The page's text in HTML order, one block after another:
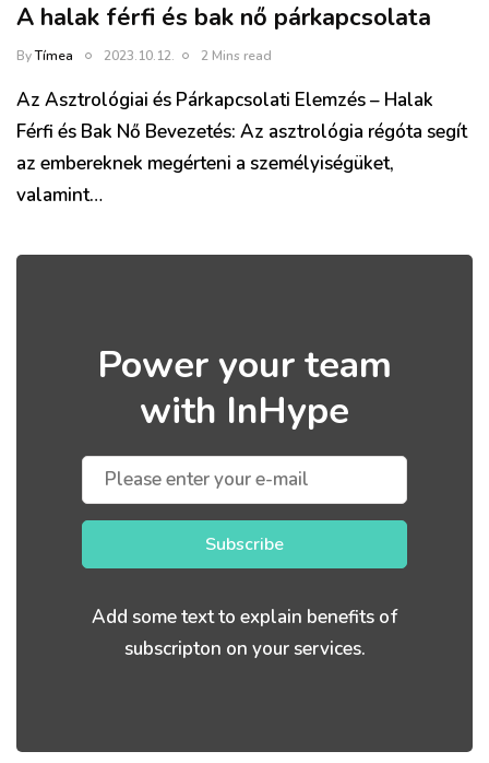
A halak férfi és bak nő párkapcsolata
ByTímea 2023.10.12. 2 Mins read
Az Asztrológiai és Párkapcsolati Elemzés – Halak
Férfi és Bak Nő Bevezetés: Az asztrológia régóta segít
az embereknek megérteni a személyiségüket,
valamint…
Power your team
with InHype
Subscribe
Add some text to explain benefits of
subscripton on your services.